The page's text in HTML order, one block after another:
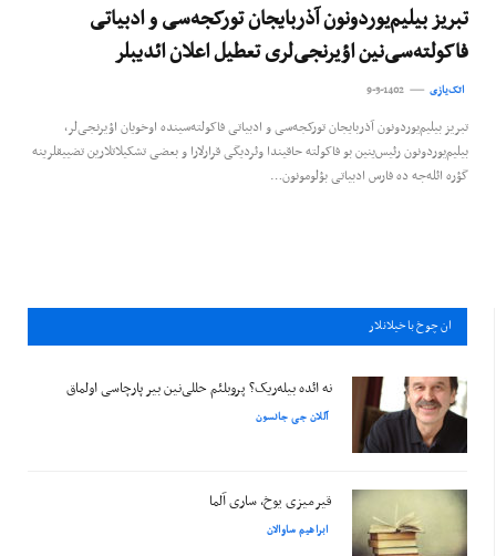
تبریز بیلیم‌یوردونون آذربایجان تورکجه‌سی و ادبياتی
فاکولته‌سی‌نین اؤیرنجی‌لری تعطیل اعلان ائدیبلر
اتک‌یازی 9-3-1402
تبریز بیلیم‌یوردونون آذربایجان تورکجه‌سی و ادبياتی فاکولته‌سینده اوخویان اؤیرنجی‌لر،
بیلیم‌یوردونون رئیس‌ینین بو فاکولته حاقیندا وئردیگی قرارلارا و بعضی تشکیلاتلارین تضییقلرینه
گؤره ائله‌جه ده فارس ادبياتی بؤلومونون…
ان چوخ باخيلانلار
نه ائده بیله‌ریک؟ پروبلئم حللی‌نین بیر پارچاسی اولماق
آللان جی جانسون
قیرمیزی یوخ، ساری آلما
ابراهیم ساوالان